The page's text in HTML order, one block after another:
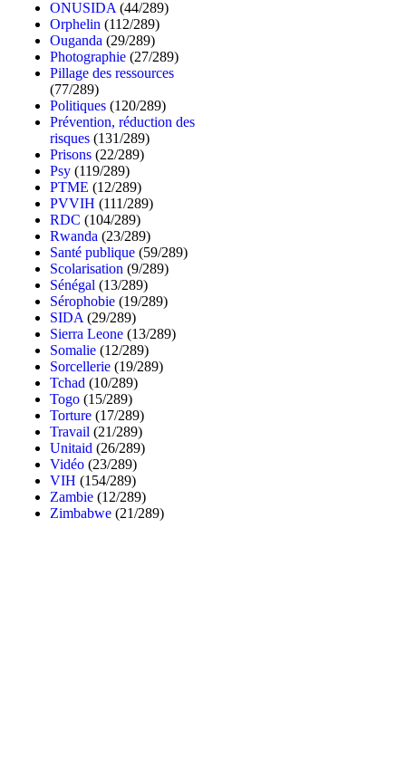
ONUSIDA (44/289)
Orphelin (112/289)
Ouganda (29/289)
Photographie (27/289)
Pillage des ressources
(77/289)
Politiques (120/289)
Prévention, réduction des
risques (131/289)
Prisons (22/289)
Psy (119/289)
PTME (12/289)
PVVIH (111/289)
RDC (104/289)
Rwanda (23/289)
Santé publique (59/289)
Scolarisation (9/289)
Sénégal (13/289)
Sérophobie (19/289)
SIDA (29/289)
Sierra Leone (13/289)
Somalie (12/289)
Sorcellerie (19/289)
Tchad (10/289)
Togo (15/289)
Torture (17/289)
Travail (21/289)
Unitaid (26/289)
Vidéo (23/289)
VIH (154/289)
Zambie (12/289)
Zimbabwe (21/289)